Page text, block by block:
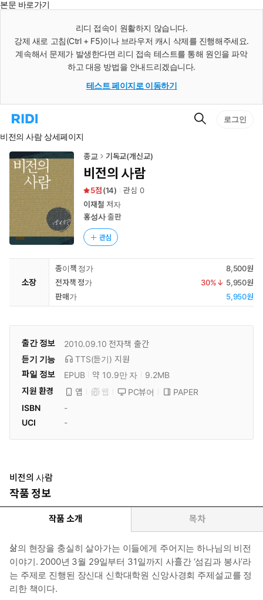
본문 바로가기
리디 접속이 원활하지 않습니다.
강제 새로 고침(Ctrl + F5)이나 브라우저 캐시 삭제를 진행해주세요.
계속해서 문제가 발생한다면 리디 접속 테스트를 통해 원인을 파악
하고 대응 방법을 안내드리겠습니다.
테스트 페이지로 이동하기
리
홈
로
이
검
로그인
비전의 사람 상세페이지
종교 기독교(개신교)
비전의 사람
5 (14) 관심 0
이재철 저자
홍성사출판
관심
소장
종이책 정가
8,500원
전자책 정가
30%↓ 5,950원
판매가
5,950원
출간 정보 2010.09.10 전자책 출간
듣기 기능
TTS(듣기) 지원
파일 정보
EPUB 약 10.9만 자
9.2MB
지원 환경
앱 웹 PC뷰어
PAPER
ISBN
-
UCI
-
비전의 사람
작품 정보
작품 소개 목차
삶의 현장을 충실히 살아가는 이들에게 주어지는 하나님의 비전
이야기. 2000년 3월 29일부터 31일까지 사흘간 ‘섬김과 봉사’라
는 주제로 진행된 장신대 신학대학원 신앙사경회 주제설교를 정
리한 책이다.